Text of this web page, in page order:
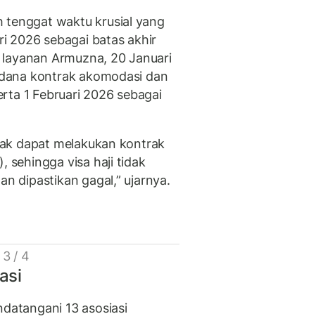
tenggat waktu krusial yang
2026 sebagai batas akhir
Armuzna, 20 Januari
kontrak akomodasi dan
1 Februari 2026 sebagai
dapat melakukan kontrak
), sehingga visa haji tidak
dipastikan gagal,” ujarnya.
3 / 4
13 asosiasi